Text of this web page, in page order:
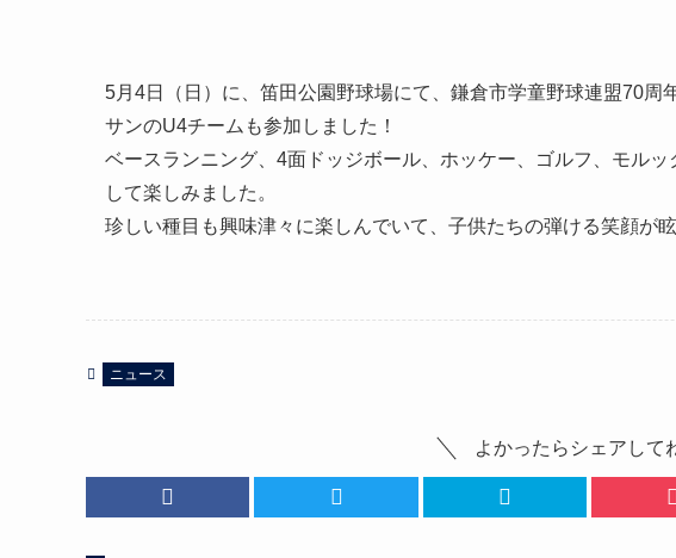
5月4日（日）に、笛田公園野球場にて、鎌倉市学童野球連盟70周
サンのU4チームも参加しました！
ベースランニング、4面ドッジボール、ホッケー、ゴルフ、モル
して楽しみました。
珍しい種目も興味津々に楽しんでいて、子供たちの弾ける笑顔が眩
ニュース
よかったらシェアして